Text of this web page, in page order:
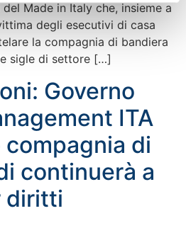
Made in Italy che, insieme a
degli esecutivi di casa
la compagnia di bandiera
sigle di settore […]
Governo
ITA
di
continuerà a
diritti